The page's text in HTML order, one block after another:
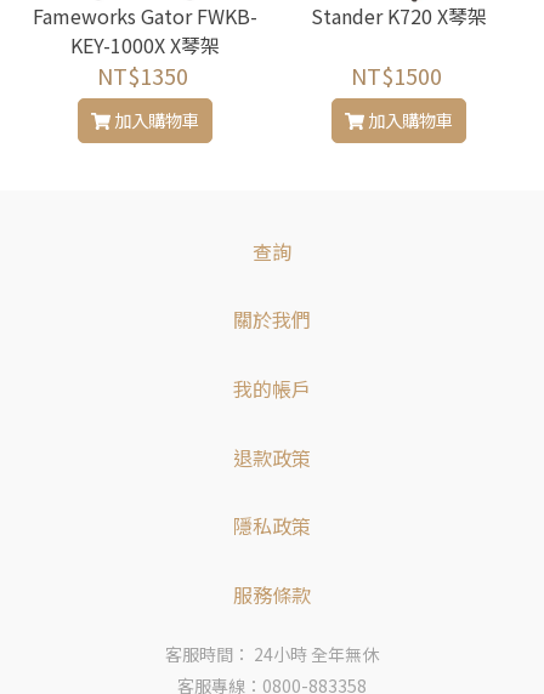
Fameworks Gator FWKB-
KEY-1000X X琴架
NT$1350
加入購物車
Stander K720 X琴架
NT$1500
加入購物車
查詢
關於我們
我的帳戶
退款政策
隱私政策
服務條款
客服時間： 24小時 全年無休
客服專線：0800-883358